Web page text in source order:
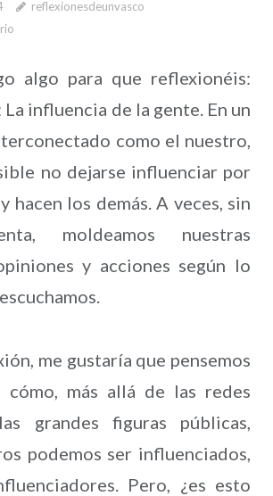
reflexionesdeunvasco
algo para que reflexionéis:
influencia de la gente. En un
como el nuestro,
no dejarse influenciar por
hacen los demás. A veces, sin
moldeamos nuestras
y acciones según lo
me gustaría que pensemos
cómo, más allá de las redes
grandes figuras públicas,
podemos ser influenciados,
Pero, ¿es esto